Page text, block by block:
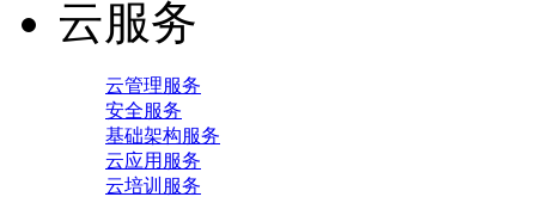
云服务
云管理服务
安全服务
基础架构服务
云应用服务
云培训服务